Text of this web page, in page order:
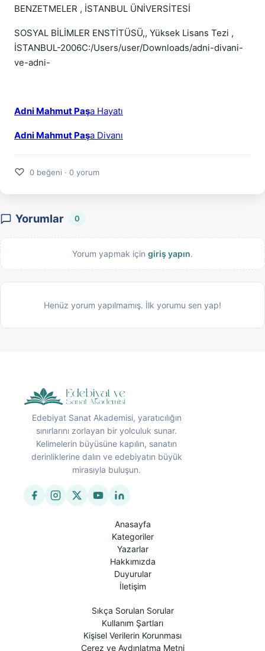
BENZETMELER , İSTANBUL ÜNİVERSİTESİ
SOSYAL BİLİMLER ENSTİTÜSÜ,, Yüksek Lisans Tezi ,
İSTANBUL-2006C:/Users/user/Downloads/adni-divani-
ve-adni-
Adni Mahmut Paşa Hayatı
Adni Mahmut Paşa Divanı
♡ 0 beğeni · 0 yorum
Yorumlar 0
Yorum yapmak için giriş yapın.
Henüz yorum yapılmamış. İlk yorumu sen yap!
Edebiyat Sanat Akademisi, yaratıcılığın
sınırlarını zorlayan bir yolculuk sunar.
Kelimelerin büyüsüne kapılın, sanatın
derinliklerine dalın ve edebiyatın büyük
mirasıyla buluşun.
Anasayfa
Kategoriler
Yazarlar
Hakkımızda
Duyurular
İletişim
Sıkça Sorulan Sorular
Kullanım Şartları
Kişisel Verilerin Korunması
Çerez ve Aydınlatma Metni